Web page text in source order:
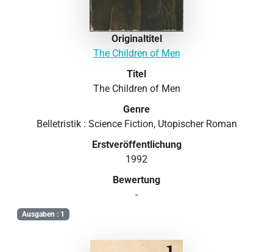
Originaltitel
The Children of Men
Titel
The Children of Men
Genre
Belletristik : Science Fiction, Utopischer Roman
Erstveröffentlichung
1992
Bewertung
-
Ausgaben : 1